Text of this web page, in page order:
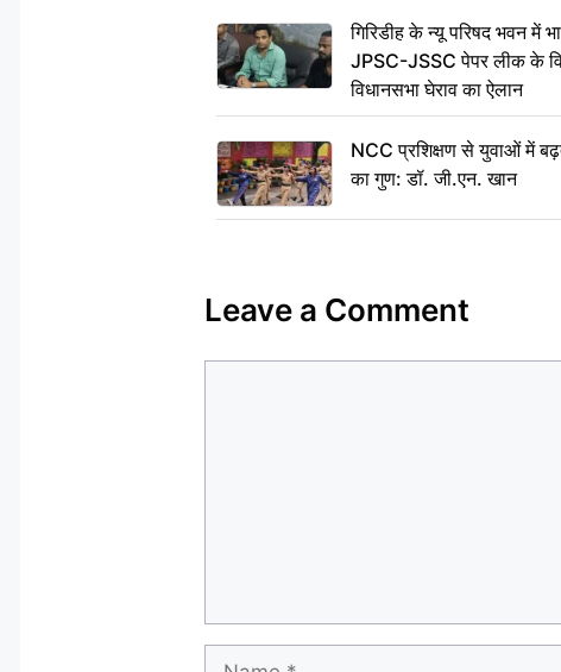
गिरिडीह के न्यू परिषद भवन में
JPSC-JSSC पेपर लीक के
विधानसभा घेराव का ऐलान
NCC प्रशिक्षण से युवाओं में
का गुण: डॉ. जी.एन. खान
Leave a Comment
Name